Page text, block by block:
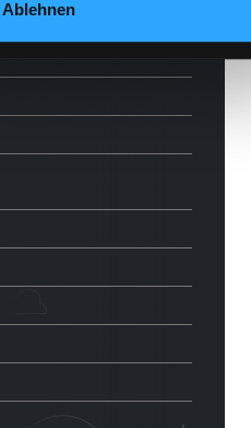
Ablehnen